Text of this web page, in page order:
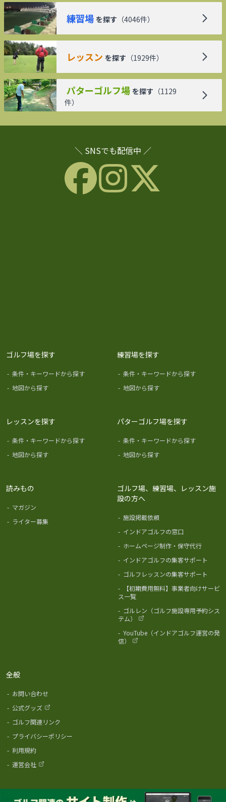
練習場 を探す （4046件）
レッスン を探す （1929件）
パターゴルフ場 を探す （1129
件）
＼ SNSでも配信中 ／
ゴルフ場を探す
- 条件・キーワードから探す
- 地図から探す
練習場を探す
- 条件・キーワードから探す
- 地図から探す
レッスンを探す
- 条件・キーワードから探す
- 地図から探す
パターゴルフ場を探す
- 条件・キーワードから探す
- 地図から探す
読みもの
- マガジン
- ライター募集
ゴルフ場、練習場、レッスン施
設の方へ
- 施設掲載依頼
- インドアゴルフの窓口
- ホームページ制作・保守代行
- インドアゴルフの集客サポート
- ゴルフレッスンの集客サポート
-
【初期費用無料】事業者向けサービ
ス一覧
- ゴルレン（ゴルフ施設専用予約シス
テム）
- YouTube（インドアゴルフ運営の発
信）
全般
- お問い合わせ
- 公式グッズ
- ゴルフ関連リンク
- プライバシーポリシー
- 利用規約
- 運営会社